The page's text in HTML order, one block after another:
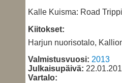
Kalle Kuisma: Road
Kiitokset:
Harjun nuorisotalo,
Valmistusvuosi: 2013
Julkaisupäivä:
Vartalo: